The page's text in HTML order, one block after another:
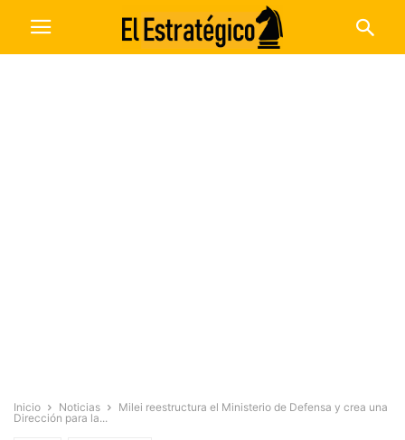
Inicio Noticias
Milei reestructura el Ministerio de Defensa y crea una
Dirección para la...